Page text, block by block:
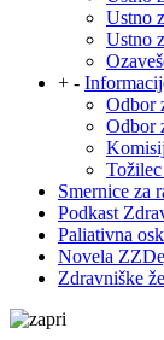
Ustno
Ustno
+ -
Odbor
Odbor
Smernice za
Podkast
Paliativna
Novela
Zdravniške